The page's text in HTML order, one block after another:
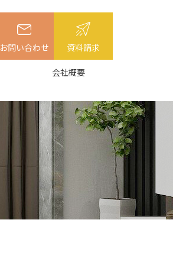
お問い合わせ 資料請求
会社概要